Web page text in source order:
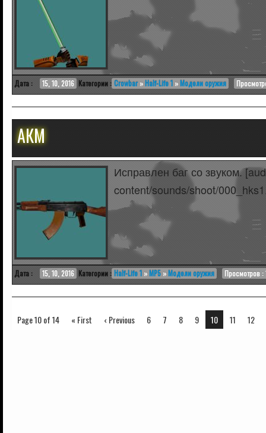
Дата : 15, 10, 2016 Категории : Crowbar»Half-Life 1 »Модели оружия
АКМ
Исправлен баг со звуком.
content/sounds/shoot/
Дата : 15, 10, 2016 Категории : Half-Life 1 »MP5 »Модели оружия Просмотров :
Page 10 of 14 « First ‹ Previous 6 7 8 9 10 11 12